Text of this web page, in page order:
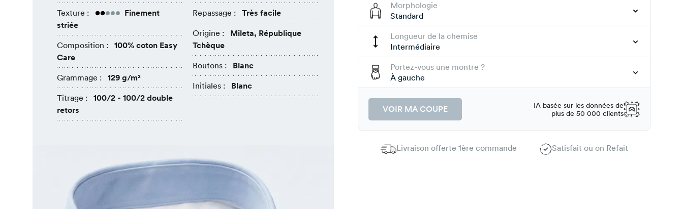
Texture :
Finement
striée
Composition :
100% coton Easy
Care
Grammage : 129 g/m²
Titrage :
100/2 - 100/2 double
retors
Repassage : Très facile
Origine :
Mileta, République
Tchèque
Boutons : Blanc
Initiales : Blanc
Morphologie
Standard
Longueur de la chemise
Intermédiaire
Portez-vous une montre ?
À gauche
VOIR MA COUPE
IA basée sur les données de
plus de 50 000 clients
Livraison offerte 1ère commande Satisfait ou on Refait